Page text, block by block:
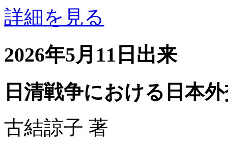
詳細を見る
2026年5月11日出来
日清戦争における日本
古結諒子 著